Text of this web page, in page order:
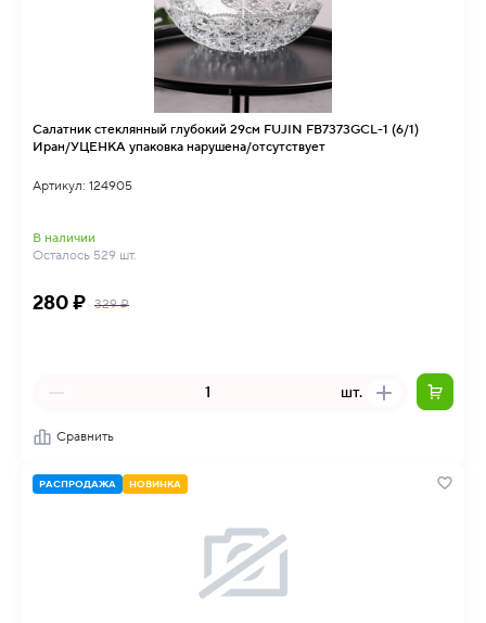
Салатник стеклянный глубокий 29см FUJIN FB7373GCL-1 (6/1)
Иран/УЦЕНКА упаковка нарушена/отсутствует
Артикул: 124905
В наличии
Осталось 529 шт.
280 ₽ 329 ₽
шт.
Сравнить
РАСПРОДАЖА НОВИНКА